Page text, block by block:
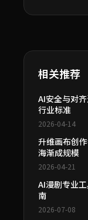
相关推荐
AI安全与对
行业标准
2026-04-14
升维画布创
海渐成规模
2026-04-21
AI漫剧专业
南
2026-07-08